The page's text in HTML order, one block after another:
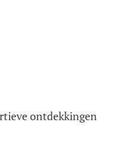
ontdekkingen